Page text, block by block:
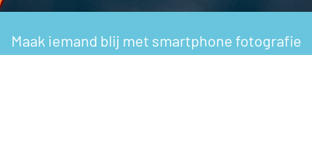
Maak iemand blij met smartphone fotografie